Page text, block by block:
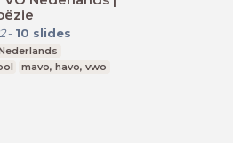
- 10 slides
mavo, havo, vwo